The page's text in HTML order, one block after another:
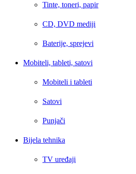
Tinte, toneri, papir
CD, DVD mediji
Baterije, sprejevi
Mobiteli, tableti, satovi
Mobiteli i tableti
Satovi
Punjači
Bijela tehnika
TV uređaji